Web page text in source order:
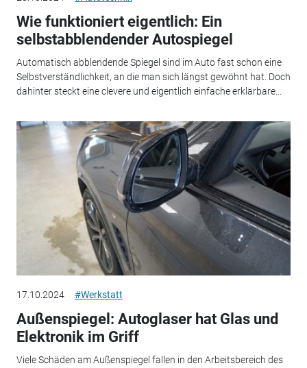
Wie funktioniert eigentlich: Ein
selbstabblendender Autospiegel
Automatisch abblendende Spiegel sind im Auto fast schon eine
Selbstverständlichkeit, an die man sich längst gewöhnt hat. Doch
dahinter steckt eine clevere und eigentlich einfache erklärbare...
17.10.2024 #Werkstatt
Außenspiegel: Autoglaser hat Glas und
Elektronik im Griff
Viele Schäden am Außenspiegel fallen in den Arbeitsbereich des